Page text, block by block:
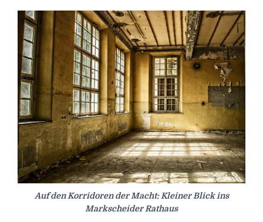
Auf den Korridoren der Macht: Kleiner Blick ins
Markscheider Rathaus